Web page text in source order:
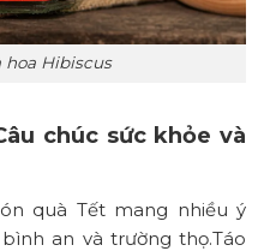
hoa Hibiscus
chúc sức khỏe và
quà Tết mang nhiều ý
an và trường thọ.Táo